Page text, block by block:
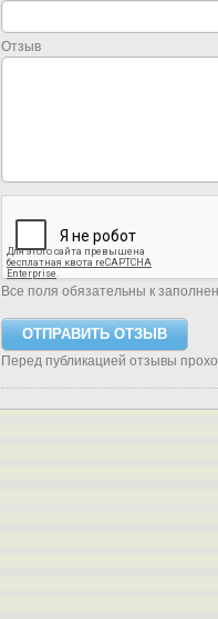
Отзыв
Все поля обязательны к
Перед публикацией отзывы